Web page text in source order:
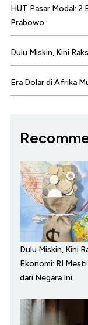
HUT Pasar Modal: 2
Prabowo
Dulu Miskin, Kini
Era Dolar di Afrika
Dulu Miskin, Kini
Ekonomi: RI
dari Negara Ini